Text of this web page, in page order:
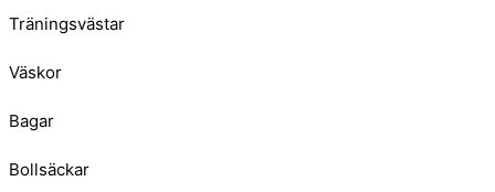
Träningsvästar
Väskor
Bagar
Bollsäckar